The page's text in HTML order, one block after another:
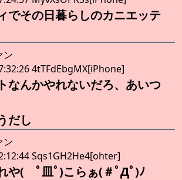
でその日暮らしのカニエッテ
ン
4tTFdEbgMX[iPhone]
なんかやれないだろ、あいつ
だし
ン
Sqs1GH2He4[ohter]
や( ﾟ皿ﾟ)こらぁ(＃ﾟДﾟ)ﾉ